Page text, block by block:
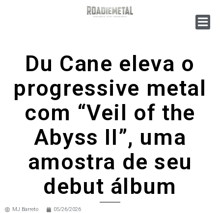
Du Cane eleva o
progressive metal
com “Veil of the
Abyss II”, uma
amostra de seu
debut álbum
MJ Barreto 05/26/2026